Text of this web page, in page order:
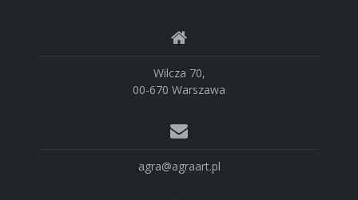
Wilcza 70,
00-670 Warszawa
agra@agraart.pl